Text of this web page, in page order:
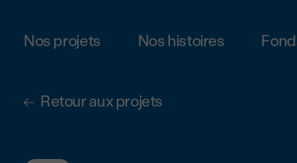
Aller au contenu principal
Nos projets Nos histoires
Retour aux projets